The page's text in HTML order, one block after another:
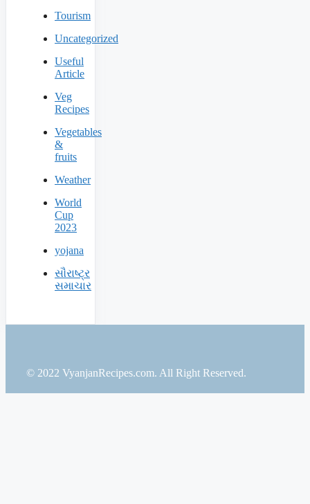
Tourism
Uncategorized
Useful
Article
Veg
Recipes
Vegetables
&
fruits
Weather
World
Cup
2023
yojana
સૌરાષ્ટ્ર
સમાચાર
© 2022 VyanjanRecipes.com. All Right Reserved.